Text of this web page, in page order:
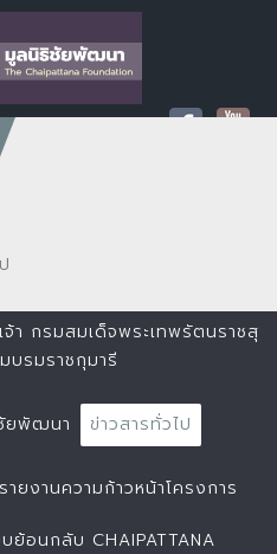
จ้า กรมสมเด็จพระเทพรัตนราชสุ
บรมราชกุมารี
ยพัฒนา ข่าวสารทั่วไป
รายงานความก้าวหน้าโครงการ
อนกลับ CHAIPATTANA